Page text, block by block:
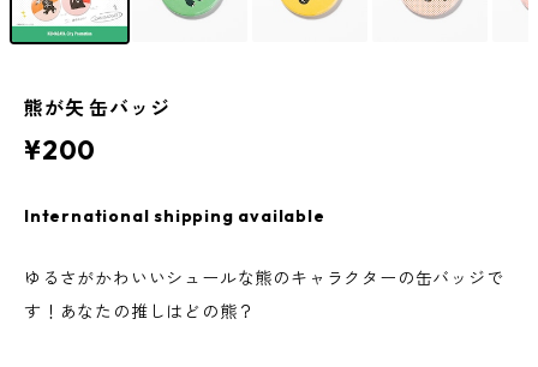
熊が矢 缶バッジ
¥200
International shipping available
ゆるさがかわいいシュールな熊のキャラクターの缶バッジで
す！あなたの推しはどの熊？